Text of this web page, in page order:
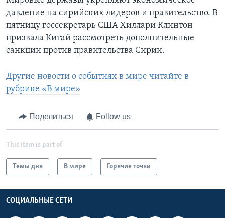
давление на сирийских лидеров и правительство. В
пятницу госсекретарь США Хиллари Клинтон
призвала Китай рассмотреть дополнительные
санкции против правительства Сирии.
Другие новости о событиях в мире читайте в
рубрике «В мире»
Поделиться Follow us
This item is part of
Темы дня В мире Горячие точки
СОЦИАЛЬНЫЕ СЕТИ